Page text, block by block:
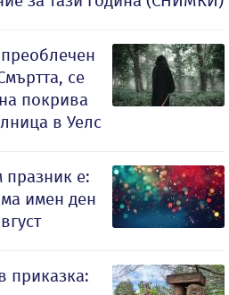
се
покрива
в Уелс
празник е:
имен ден
приказка: